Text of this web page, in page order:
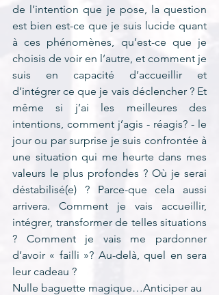
de l’intention que je pose, la question
est bien est-ce que je suis lucide quant
à ces phénomènes, qu’est-ce que je
choisis de voir en l’autre, et comment je
suis en capacité d’accueillir et
d’intégrer ce que je vais déclencher ? Et
même si j’ai les meilleures des
intentions, comment j’agis - réagis? - le
jour ou par surprise je suis confrontée à
une situation qui me heurte dans mes
valeurs le plus profondes ? Où je serai
déstabilisé(e) ? Parce-que cela aussi
arrivera. Comment je vais accueillir,
intégrer, transformer de telles situations
? Comment je vais me pardonner
d’avoir « failli »? Au-delà, quel en sera
leur cadeau ?
Nulle baguette magique…Anticiper au